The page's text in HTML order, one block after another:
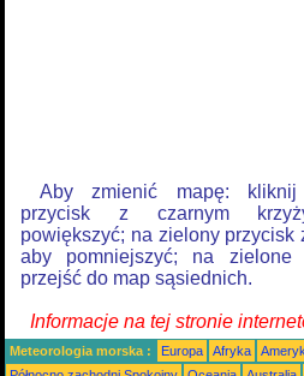
Aby zmienić mapę:
przycisk z czarnym
powiększyć; na zielony przycisk
aby pomniejszyć; na zielone
przejść do map sąsiednich.
Informacje na tej stronie
Meteorologia morska : Europa Afryka